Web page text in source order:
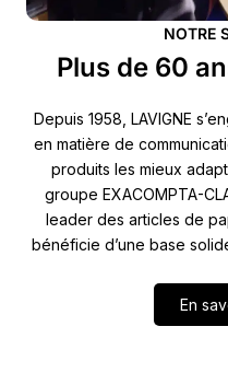
NOTRE
Plus de 60
Depuis 1958, LAVIGNE
en matière de
produits les mieux
groupe EXACOMPTA-
leader des articles de
bénéficie d’une base
En